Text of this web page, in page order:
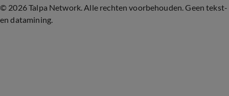
© 2026 Talpa Network. Alle rechten voorbehouden. Geen tekst-
en datamining.